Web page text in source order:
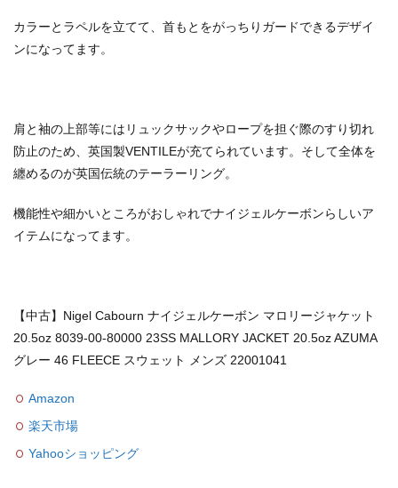
カラーとラペルを立てて、首もとをがっちりガードできるデザイ
ンになってます。
肩と袖の上部等にはリュックサックやロープを担ぐ際のすり切れ
防止のため、英国製VENTILEが充てられています。そして全体を
纏めるのが英国伝統のテーラーリング。
機能性や細かいところがおしゃれでナイジェルケーボンらしいア
イテムになってます。
【中古】Nigel Cabourn ナイジェルケーボン マロリージャケット
20.5oz 8039-00-80000 23SS MALLORY JACKET 20.5oz AZUMA
グレー 46 FLEECE スウェット メンズ 22001041
Amazon
楽天市場
Yahooショッピング